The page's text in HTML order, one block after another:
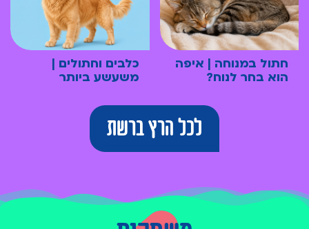
חתול במנוחה | איפה
הוא בחר לנוח?
כלבים וחתולים |
משעשע ביותר
לכל הרץ ברשת